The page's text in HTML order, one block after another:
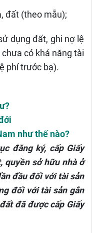
đất (theo mẫu);
dụng đất, ghi nợ lệ
có khả năng tài
phí trước bạ).
như thế nào?
đăng ký, cấp Giấy
quyền sở hữu nhà ở
đầu đối với tài sản
đối với tài sản gắn
đã được cấp Giấy